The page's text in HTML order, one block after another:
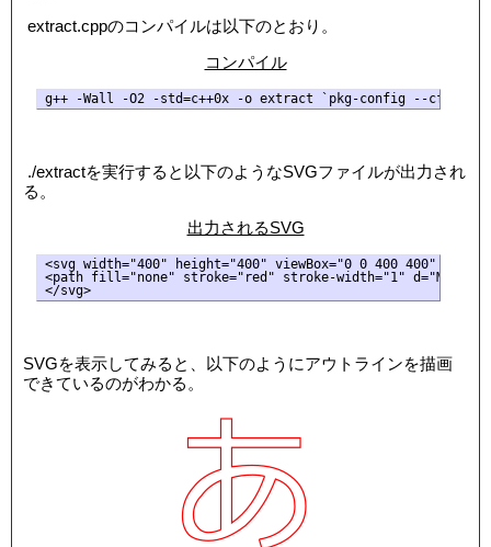
extract.cppのコンパイルは以下のとおり。
コンパイル
g++ -Wall -O2 -std=c++0x -o extract `pkg-config --
./extractを実行すると以下のようなSVGファイルが出力され
る。
出力されるSVG
<svg width="400" height="400" viewBox="0 0 400 400"
<path fill="none" stroke="red" stroke-width="1" d="M
</svg>
SVGを表示してみると、以下のようにアウトラインを描画
できているのがわかる。